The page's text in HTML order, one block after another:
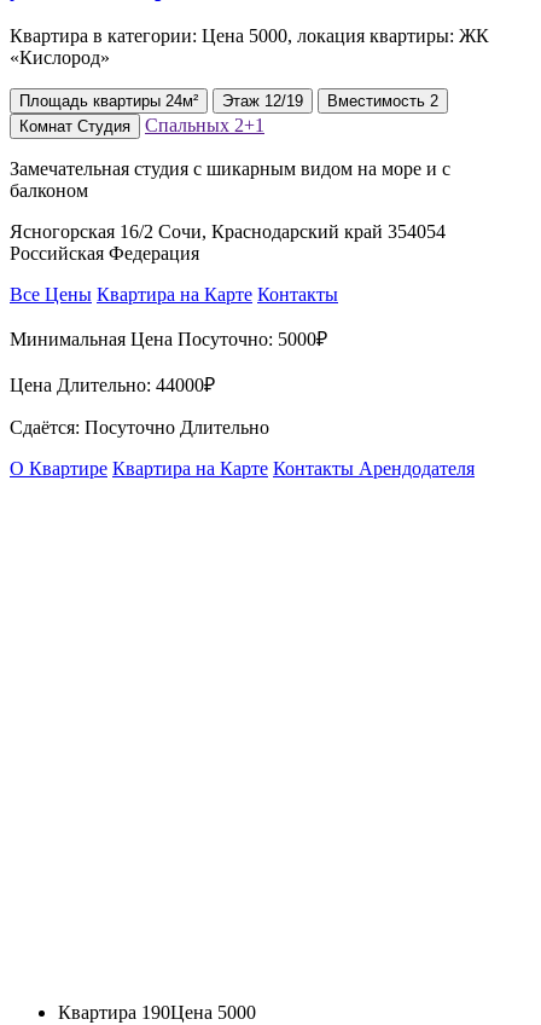
Квартира в категории: Цена 5000, локация квартиры: ЖК
«Кислород»
Площадь квартиры 24м² Этаж 12/19 Вместимость 2
Комнат Студия Спальных 2+1
Замечательная студия с шикарным видом на море и с
балконом
Ясногорская 16/2 Сочи, Краснодарский край 354054
Российская Федерация
Все Цены Квартира на Карте Контакты
Минимальная Цена Посуточно: 5000₽
Цена Длительно: 44000₽
Сдаётся: Посуточно Длительно
О Квартире Квартира на Карте Контакты Арендодателя
Квартира 190Цена 5000